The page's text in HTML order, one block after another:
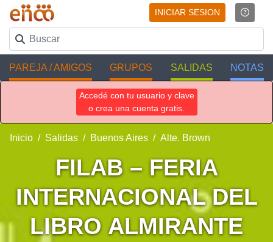
INICIAR SESION
PAREJA / AMIGOS GRUPOS SALIDAS NOTAS
Accedé con tu usuario y clave
o crea una cuenta gratis.
Inicio Salidas Buenos Aires Alte. Brown
FILAB – FERIA
INTERNACIONAL DEL
LIBRO ALMIRANTE